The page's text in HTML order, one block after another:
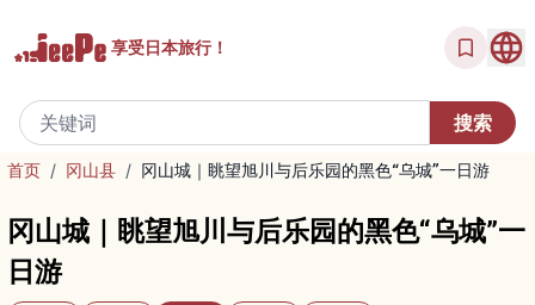
享受日本旅行！
首页 / 冈山县 / 冈山城｜眺望旭川与后乐园的黑色“乌城”一日游
冈山城｜眺望旭川与后乐园的黑色“乌城”一
日游